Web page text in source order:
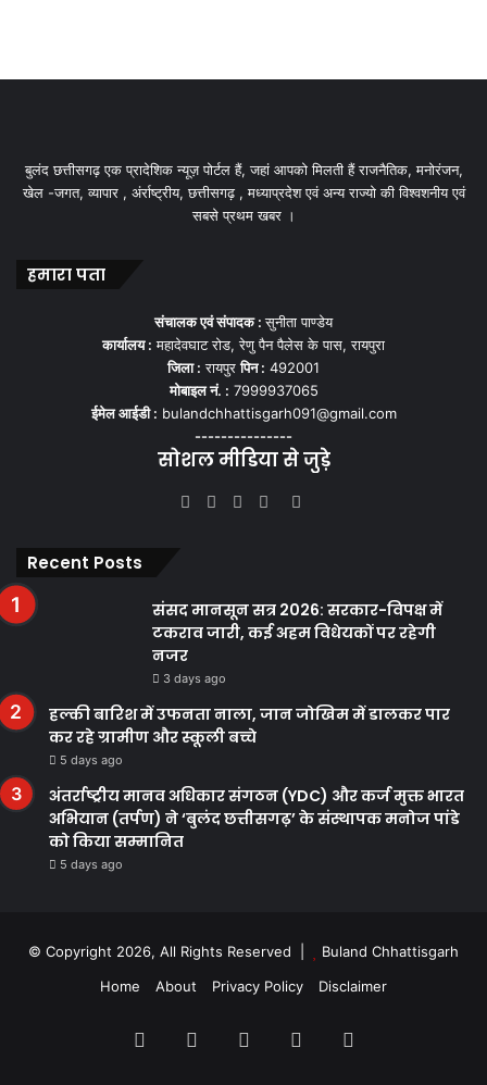
बुलंद छत्तीसगढ़ एक प्रादेशिक न्यूज़ पोर्टल हैं, जहां आपको मिलती हैं राजनैतिक, मनोरंजन,
खेल -जगत, व्यापार , अंर्राष्ट्रीय, छत्तीसगढ़ , मध्याप्रदेश एवं अन्य राज्यो की विश्वशनीय एवं
सबसे प्रथम खबर ।
हमारा पता
संचालक एवं संपादक :सुनीता पाण्डेय
कार्यालय : महादेवघाट रोड, रेणु पैन पैलेस के पास, रायपुरा
जिला : रायपुरपिन : 492001
मोबाइल नं. : 7999937065
ईमेल आईडी : bulandchhattisgarh091@gmail.com
---------------
सोशल मीडिया से जुड़े
Facebook
TwitterYouTubeInstagram
WhatsApp
Recent Posts
संसद मानसून सत्र 2026: सरकार-विपक्ष में
टकराव जारी, कई अहम विधेयकों पर रहेगी
नजर
3 days ago
हल्की बारिश में उफनता नाला, जान जोखिम में डालकर पार
कर रहे ग्रामीण और स्कूली बच्चे
5 days ago
अंतर्राष्ट्रीय मानव अधिकार संगठन (YDC) और कर्ज मुक्त भारत
अभियान (तर्पण) ने ‘बुलंद छत्तीसगढ़’ के संस्थापक मनोज पांडे
को किया सम्मानित
5 days ago
© Copyright 2026, All Rights Reserved |
Buland Chhattisgarh
Home
About Privacy Policy Disclaimer
FacebookTwitter YouTubeInstagram